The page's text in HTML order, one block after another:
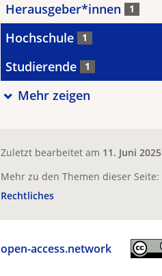
Herausgeber*innen 1
Hochschule 1
Studierende 1
Mehr zeigen
Zuletzt bearbeitet am 11. Juni 2025
Mehr zu den Themen dieser Seite:
Rechtliches
open-access.network